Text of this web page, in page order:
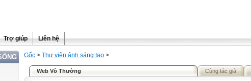
Trợ giúp Liên hệ
Gốc > Thư viện ảnh sáng tạo >
Web Vô Thường Cùng tác giả